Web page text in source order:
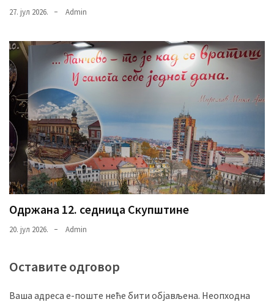
27. јул 2026. Admin
Одржана 12. седница Скупштине
20. јул 2026. Admin
Оставите одговор
Ваша адреса е-поште неће бити објављена. Неопходна